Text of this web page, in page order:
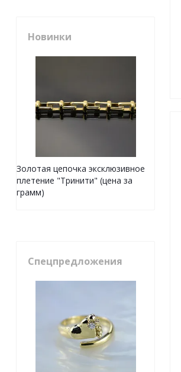
Новинки
Золотая цепочка эксклюзивное
плетение "Тринити" (цена за
грамм)
Спецпредложения